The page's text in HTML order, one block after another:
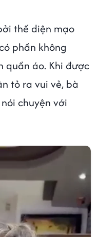
thế diện mạo
phần không
áo. Khi được
tỏ ra vui vẻ, bà
chuyện với